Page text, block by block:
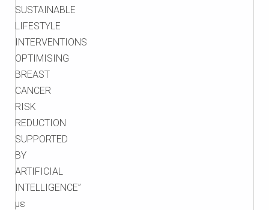
SUSTAINABLE
LIFESTYLE
INTERVENTIONS
OPTIMISING
BREAST
CANCER
RISK
REDUCTION
SUPPORTED
BY
ARTIFICIAL
INTELLIGENCE”
με